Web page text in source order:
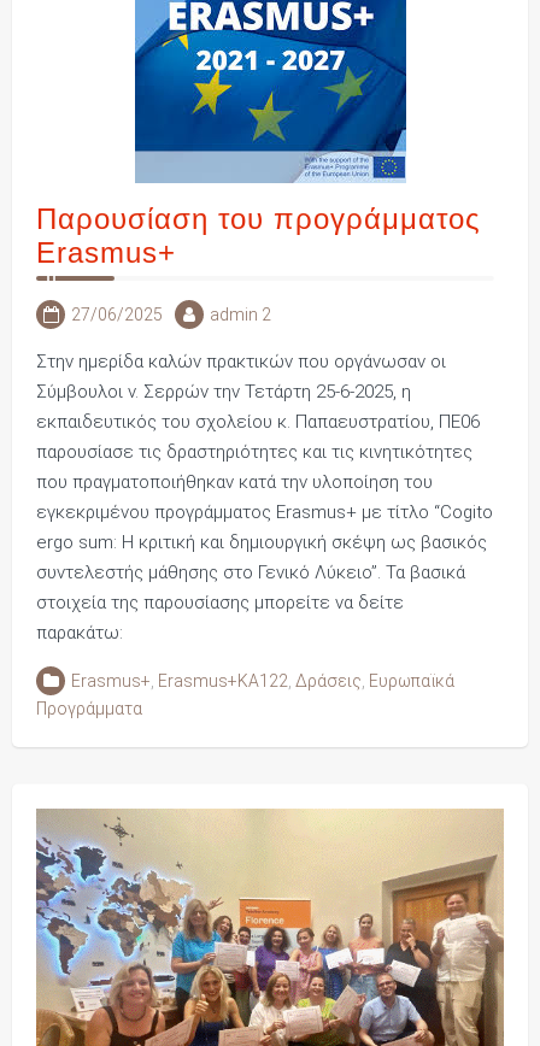
Παρουσίαση του προγράμματος
Erasmus+
27/06/2025 admin 2
Στην ημερίδα καλών πρακτικών που οργάνωσαν οι
Σύμβουλοι ν. Σερρών την Τετάρτη 25-6-2025, η
εκπαιδευτικός του σχολείου κ. Παπαευστρατίου, ΠΕ06
παρουσίασε τις δραστηριότητες και τις κινητικότητες
που πραγματοποιήθηκαν κατά την υλοποίηση του
εγκεκριμένου προγράμματος Erasmus+ με τίτλο “Cogito
ergo sum: Η κριτική και δημιουργική σκέψη ως βασικός
συντελεστής μάθησης στο Γενικό Λύκειο”. Τα βασικά
στοιχεία της παρουσίασης μπορείτε να δείτε
παρακάτω:
Erasmus+, Erasmus+KA122, Δράσεις, Ευρωπαϊκά
Προγράμματα